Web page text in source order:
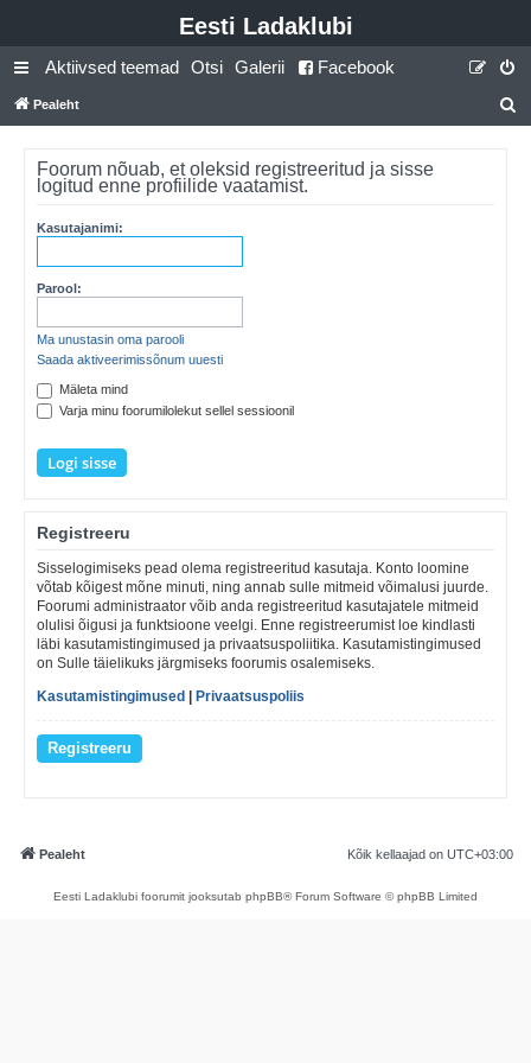
Eesti Ladaklubi
Aktiivsed teemad Otsi Galerii Facebook
Pealeht
t
Foorum nõuab, et oleksid registreeritud ja sisse
logitud enne profiilide vaatamist.
Kasutajanimi:
Parool:
Ma unustasin oma parooli
Saada aktiveerimissõnum uuesti
Mäleta mind
Varja minu foorumilolekut sellel sessioonil
Registreeru
Sisselogimiseks pead olema registreeritud kasutaja. Konto loomine
võtab kõigest mõne minuti, ning annab sulle mitmeid võimalusi juurde.
Foorumi administraator võib anda registreeritud kasutajatele mitmeid
olulisi õigusi ja funktsioone veelgi. Enne registreerumist loe kindlasti
läbi kasutamistingimused ja privaatsuspoliitika. Kasutamistingimused
on Sulle täielikuks järgmiseks foorumis osalemiseks.
Kasutamistingimused
Privaatsuspoliis
Registreeru
Pealeht Kõik kellaajad on UTC+03:00
Eesti Ladaklubi foorumit jooksutab phpBB® Forum Software © phpBB Limited